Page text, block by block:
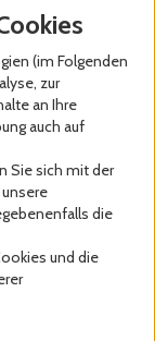
(im Folgenden
zur
an Ihre
auch auf
Sie sich mit der
die
und die